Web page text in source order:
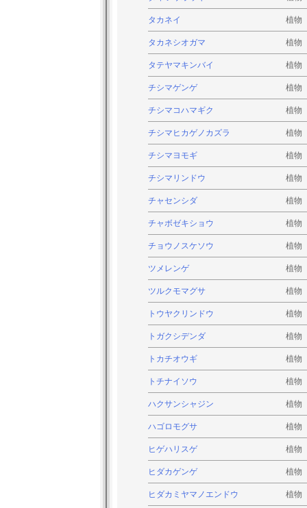
タカネイ 植物
タカネシオガマ 植物
タテヤマキンバイ 植物
チシマゲンゲ 植物
チシマコハマギク 植物
チシマヒカゲノカズラ 植物
チシマヨモギ 植物
チシマリンドウ 植物
チャセンシダ 植物
チャボゼキショウ 植物
チョウノスケソウ 植物
ツメレンゲ 植物
ツルクモマグサ 植物
トウヤクリンドウ 植物
トガクシデンダ 植物
トカチオウギ 植物
トチナイソウ 植物
ハクサンシャジン 植物
ハゴロモグサ 植物
ヒゲハリスゲ 植物
ヒダカゲンゲ 植物
ヒダカミヤマノエンドウ 植物